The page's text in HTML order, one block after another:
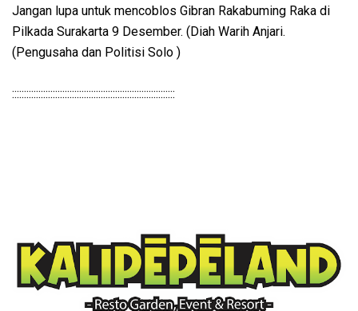
Jangan lupa untuk mencoblos Gibran Rakabuming Raka di
Pilkada Surakarta 9 Desember. (Diah Warih Anjari.
(Pengusaha dan Politisi Solo )
::::::::::::::::::::::::::::::::::::::::::::::::::::::::::::::::::::